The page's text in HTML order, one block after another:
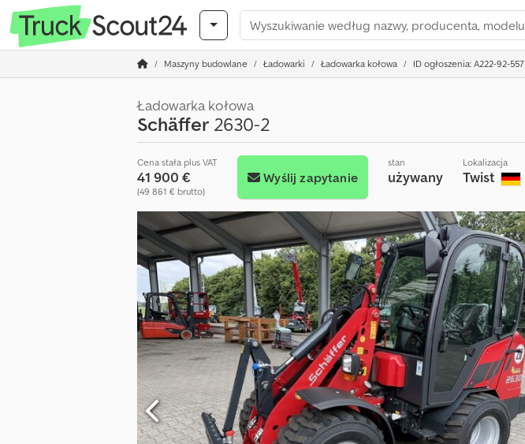
Maszyny budowlane Ładowarki Ładowarka kołowa ID ogłoszenia: A222-92-557
Ładowarka kołowa
Schäffer 2630-2
Cena stała plus VAT
41 900 €
(49 861 € brutto)
Wyślij zapytanie
stan
używany
Lokalizacja
Twist